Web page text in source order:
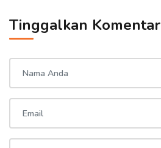
Tinggalkan Komentar